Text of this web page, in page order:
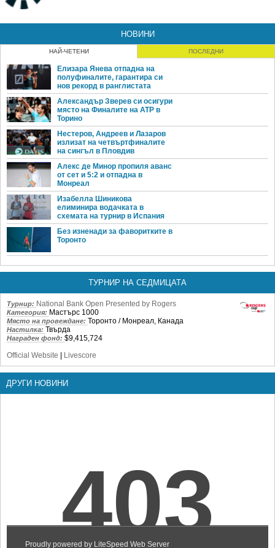
НОВИНИ
НАЙ-ЧЕТЕНИ ПОСЛЕДНИ
Елизара Янева отпадна на
полуфиналите, гарантира си
нов рекорд в ранглистата
Александър Зверев си осигури
място на Финалите на ATP в
Торино
Нестеров, Андреев и Лазаров
излизат на четвъртфиналите
на сингъл в Пловдив
Алекс де Минор пропиля аванс
от сет и 5:2 и отпадна в
Монреал
Изабелла Шиникова
елиминира водачката в
схемата на турнир в Испания
Без изненади за фаворитките в
Торонто
ТУРНИР НА СЕДМИЦАТА
Турнир: National Bank Open Presented by Rogers
Категория: Мастърс 1000
Място на провеждане: Торонто / Монреал, Канада
Настилка: Твърда
Награден фонд: $9,415,724
Official Website | Livescore
ДРУГИ НОВИНИ